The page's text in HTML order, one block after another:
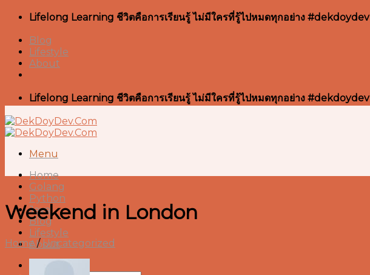
Skip
content
Lifelong Learning ชีวิตคือการเรียนรู้ ไม่มีใครที่รู้ไปหมดทุกอย่าง #dekdoydev
Blog
Lifestyle
About
Lifelong Learning ชีวิตคือการเรียนรู้ ไม่มีใครที่รู้ไปหมดทุกอย่าง #dekdoydev
Menu
Home
Golang
Python
Java
Blog
Lifestyle
About
Weekend in London
Home / Uncategorized